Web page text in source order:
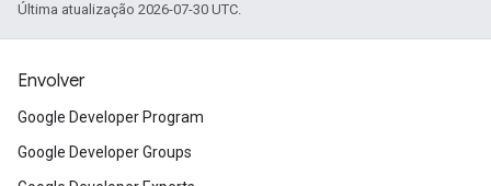
Última atualização 2026-07-30 UTC.
Envolver
Google Developer Program
Google Developer Groups